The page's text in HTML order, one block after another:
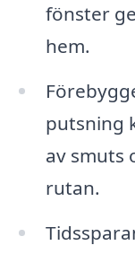
fönster
hem.
putsning
av smuts
rutan.